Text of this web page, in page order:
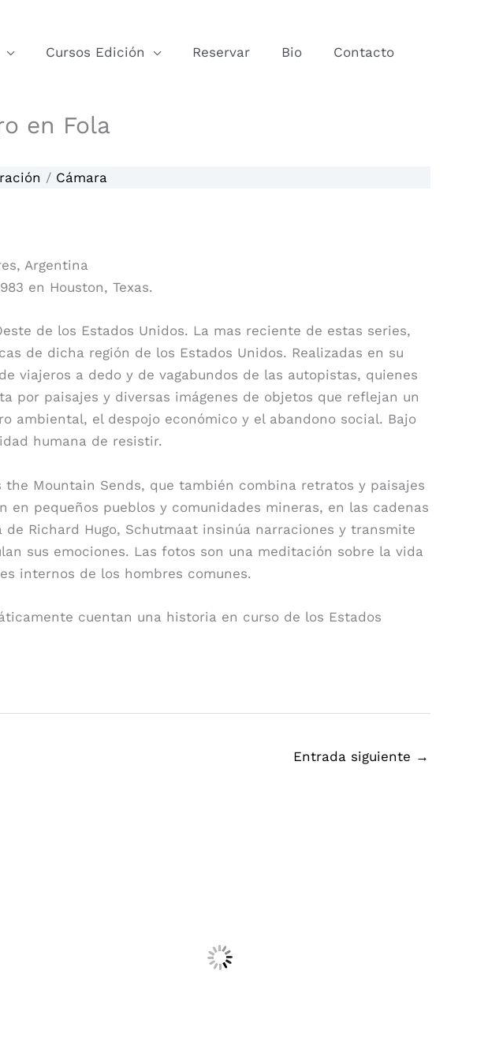
Cursos Edición Reservar Bio
Contacto
en Fola
/ Cámara
Argentina
en Houston, Texas.
de los Estados Unidos. La mas reciente de estas series,
de dicha región de los Estados Unidos. Realizadas en su
viajeros a dedo y de vagabundos de las autopistas, quienes
por paisajes y diversas imágenes de objetos que reflejan un
ambiental, el despojo económico y el abandono social. Bajo
humana de resistir.
Mountain Sends, que también combina retratos y paisajes
pequeños pueblos y comunidades mineras, en las cadenas
Richard Hugo, Schutmaat insinúa narraciones y transmite
sus emociones. Las fotos son una meditación sobre la vida
internos de los hombres comunes.
cuentan una historia en curso de los Estados
Entrada siguiente →